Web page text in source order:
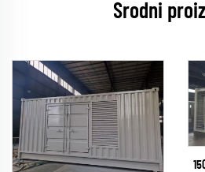
Srodni